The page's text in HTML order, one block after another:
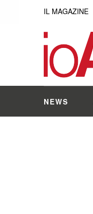
IL MAGAZINE
NEWS